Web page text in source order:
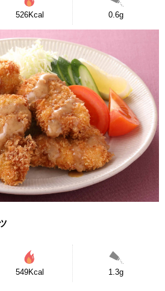
526Kcal 0.6g
549Kcal 1.3g